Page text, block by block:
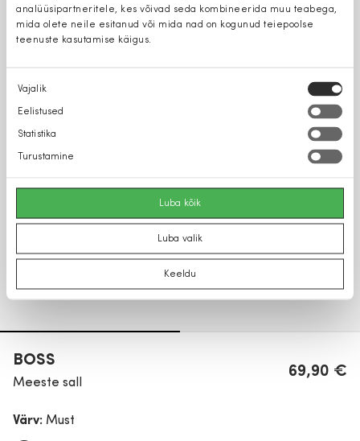
analüüsipartneritele, kes võivad seda kombineerida muu teabega,
mida olete neile esitanud või mida nad on kogunud teiepoolse
teenuste kasutamise käigus.
Nõusoleku
valik
Vajalik
Eelistused
Statistika
Turustamine
Luba kõik
Luba valik
Keeldu
BOSS
Meeste sall
69,90 €
Värv: Must